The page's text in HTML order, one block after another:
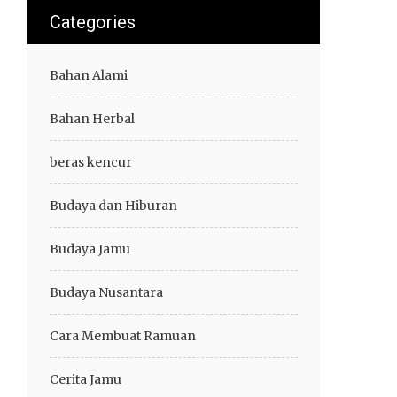
Categories
Bahan Alami
Bahan Herbal
beras kencur
Budaya dan Hiburan
Budaya Jamu
Budaya Nusantara
Cara Membuat Ramuan
Cerita Jamu